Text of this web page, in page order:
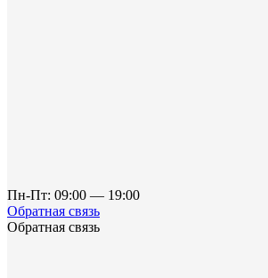
Пн-Пт: 09:00 — 19:00
Обратная связь
Обратная связь